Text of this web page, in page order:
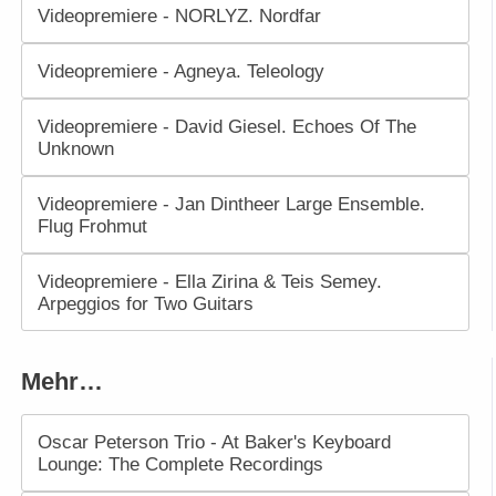
Videopremiere - NORLYZ. Nordfar
Videopremiere - Agneya. Teleology
Videopremiere - David Giesel. Echoes Of The
Unknown
Videopremiere - Jan Dintheer Large Ensemble.
Flug Frohmut
Videopremiere - Ella Zirina & Teis Semey.
Arpeggios for Two Guitars
Mehr…
Oscar Peterson Trio - At Baker's Keyboard
Lounge: The Complete Recordings